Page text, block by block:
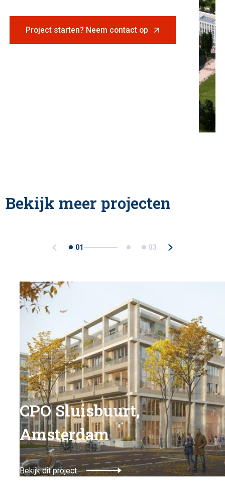
Project starten? Neem contact op
Bekijk meer projecten
01 03
CPO Sluisbuurt,
Amsterdam
Bekijk dit project